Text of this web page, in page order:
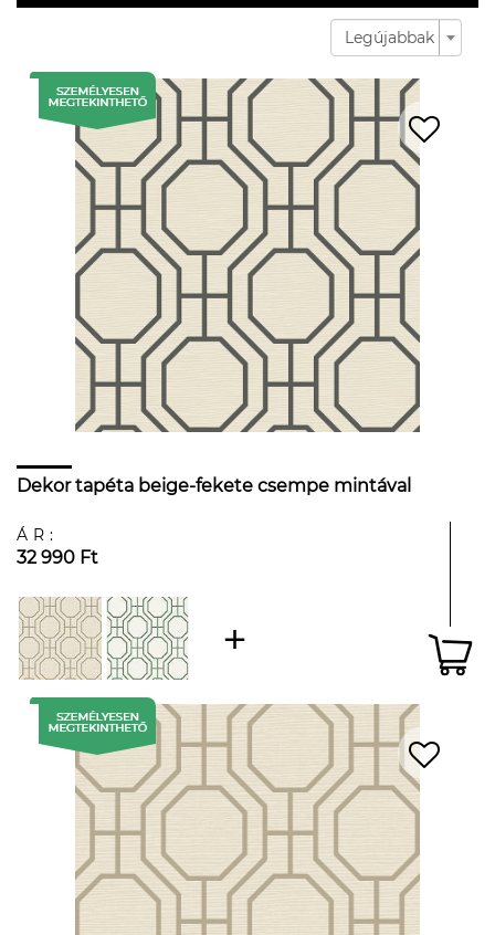
Legújabbak
Dekor tapéta beige-fekete csempe mintával
ÁR:
32 990 Ft